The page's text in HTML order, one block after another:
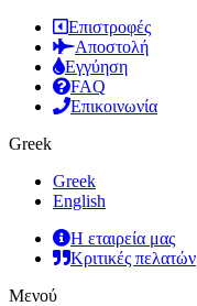
Επιστροφές
Αποστολή
Εγγύηση
FAQ
Επικοινωνία
Greek
Greek
English
Η εταιρεία μας
Κριτικές πελατών
Μενού